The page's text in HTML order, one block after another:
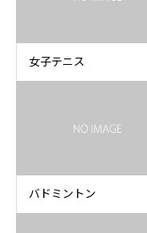
女子テニス
バドミントン